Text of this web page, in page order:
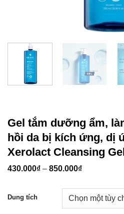
Gel tắm dưỡng ẩm,
hồi da bị kích ứng, dị
Xerolact Cleansing
430.000₫ – 850.000₫Khoảng
đến
850.000₫
Dung tích